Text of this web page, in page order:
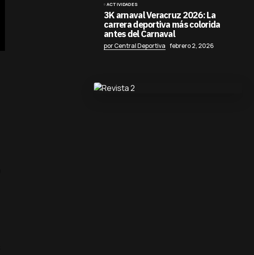
ACTIVIDADES
3K arnaval Veracruz 2026: La
carrera deportiva más colorida
antes del Carnaval
por Central Deportiva febrero 2, 2026